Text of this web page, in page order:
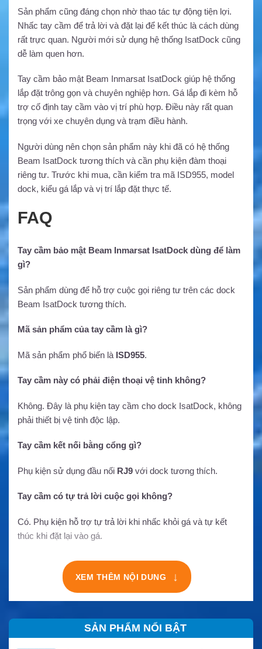
Sản phẩm cũng đáng chọn nhờ thao tác tự động tiện lợi.
Nhấc tay cầm để trả lời và đặt lại để kết thúc là cách dùng
rất trực quan. Người mới sử dụng hệ thống IsatDock cũng
dễ làm quen hơn.
Tay cầm bảo mật Beam Inmarsat IsatDock giúp hệ thống
lắp đặt trông gọn và chuyên nghiệp hơn. Gá lắp đi kèm hỗ
trợ cố định tay cầm vào vị trí phù hợp. Điều này rất quan
trọng với xe chuyên dụng và trạm điều hành.
Người dùng nên chọn sản phẩm này khi đã có hệ thống
Beam IsatDock tương thích và cần phụ kiện đàm thoại
riêng tư. Trước khi mua, cần kiểm tra mã ISD955, model
dock, kiểu gá lắp và vị trí lắp đặt thực tế.
FAQ
Tay cầm bảo mật Beam Inmarsat IsatDock dùng để làm
gì?
Sản phẩm dùng để hỗ trợ cuộc gọi riêng tư trên các dock
Beam IsatDock tương thích.
Mã sản phẩm của tay cầm là gì?
Mã sản phẩm phổ biến là ISD955.
Tay cầm này có phải điện thoại vệ tinh không?
Không. Đây là phụ kiện tay cầm cho dock IsatDock, không
phải thiết bị vệ tinh độc lập.
Tay cầm kết nối bằng cổng gì?
Phụ kiện sử dụng đầu nối RJ9 với dock tương thích.
Tay cầm có tự trả lời cuộc gọi không?
Có. Phụ kiện hỗ trợ tự trả lời khi nhấc khỏi gá và tự kết
thúc khi đặt lại vào gá.
XEM THÊM NỘI DUNG ↓
SẢN PHẨM NỔI BẬT